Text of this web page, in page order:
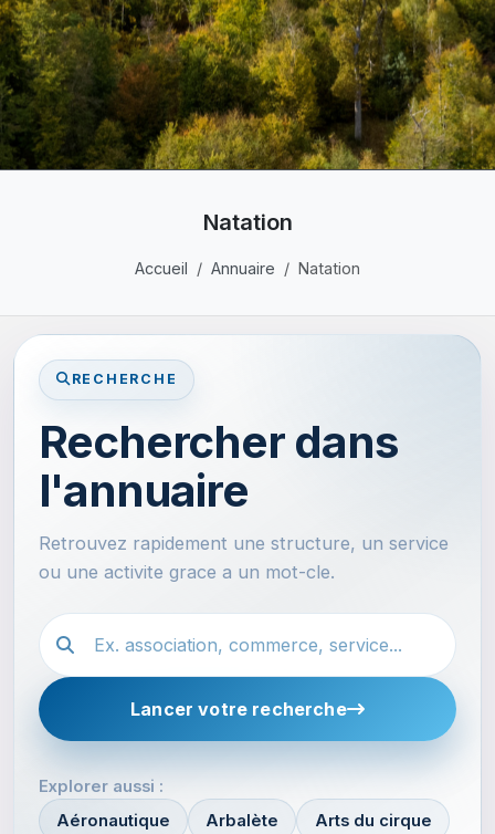
Natation
Accueil Annuaire Natation
RECHERCHE
Rechercher dans
l'annuaire
Retrouvez rapidement une structure, un service
ou une activite grace a un mot-cle.
Recherche dans l'annuaire
Lancer votre recherche
Explorer aussi :
Aéronautique
Arbalète Arts du cirque